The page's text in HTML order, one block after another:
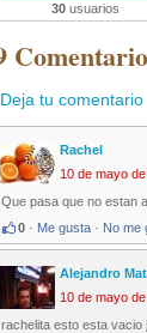
30 usuarios
Deja tu comentario
Rachel
10 de mayo
Que pasa que no estan
0 · Me gusta · No me
Alejandro
10 de mayo
rachelita esto esta vacio